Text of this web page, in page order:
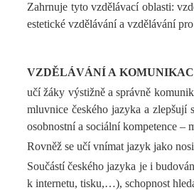
Zahrnuje tyto vzdělávací oblasti:
estetické vzdělávání a vzdělávání
VZDĚLÁVÁNÍ A
učí žáky výstižně a správně
mluvnice českého jazyka a zlepšují
osobnostní a sociální kompetence –
Rovněž se učí vnímat jazyk jako
Součástí českého jazyka je i
k internetu, tisku,…), schopnost